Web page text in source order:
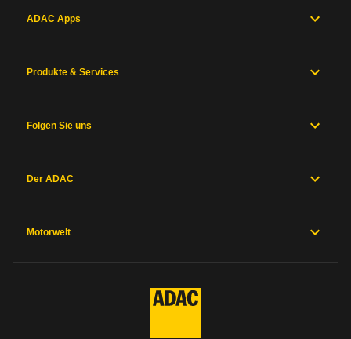
ADAC Apps
Produkte & Services
Folgen Sie uns
Der ADAC
Motorwelt